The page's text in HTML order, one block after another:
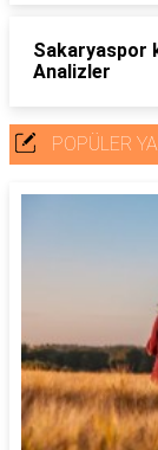
Sakaryaspor
Analizler
POPÜLER